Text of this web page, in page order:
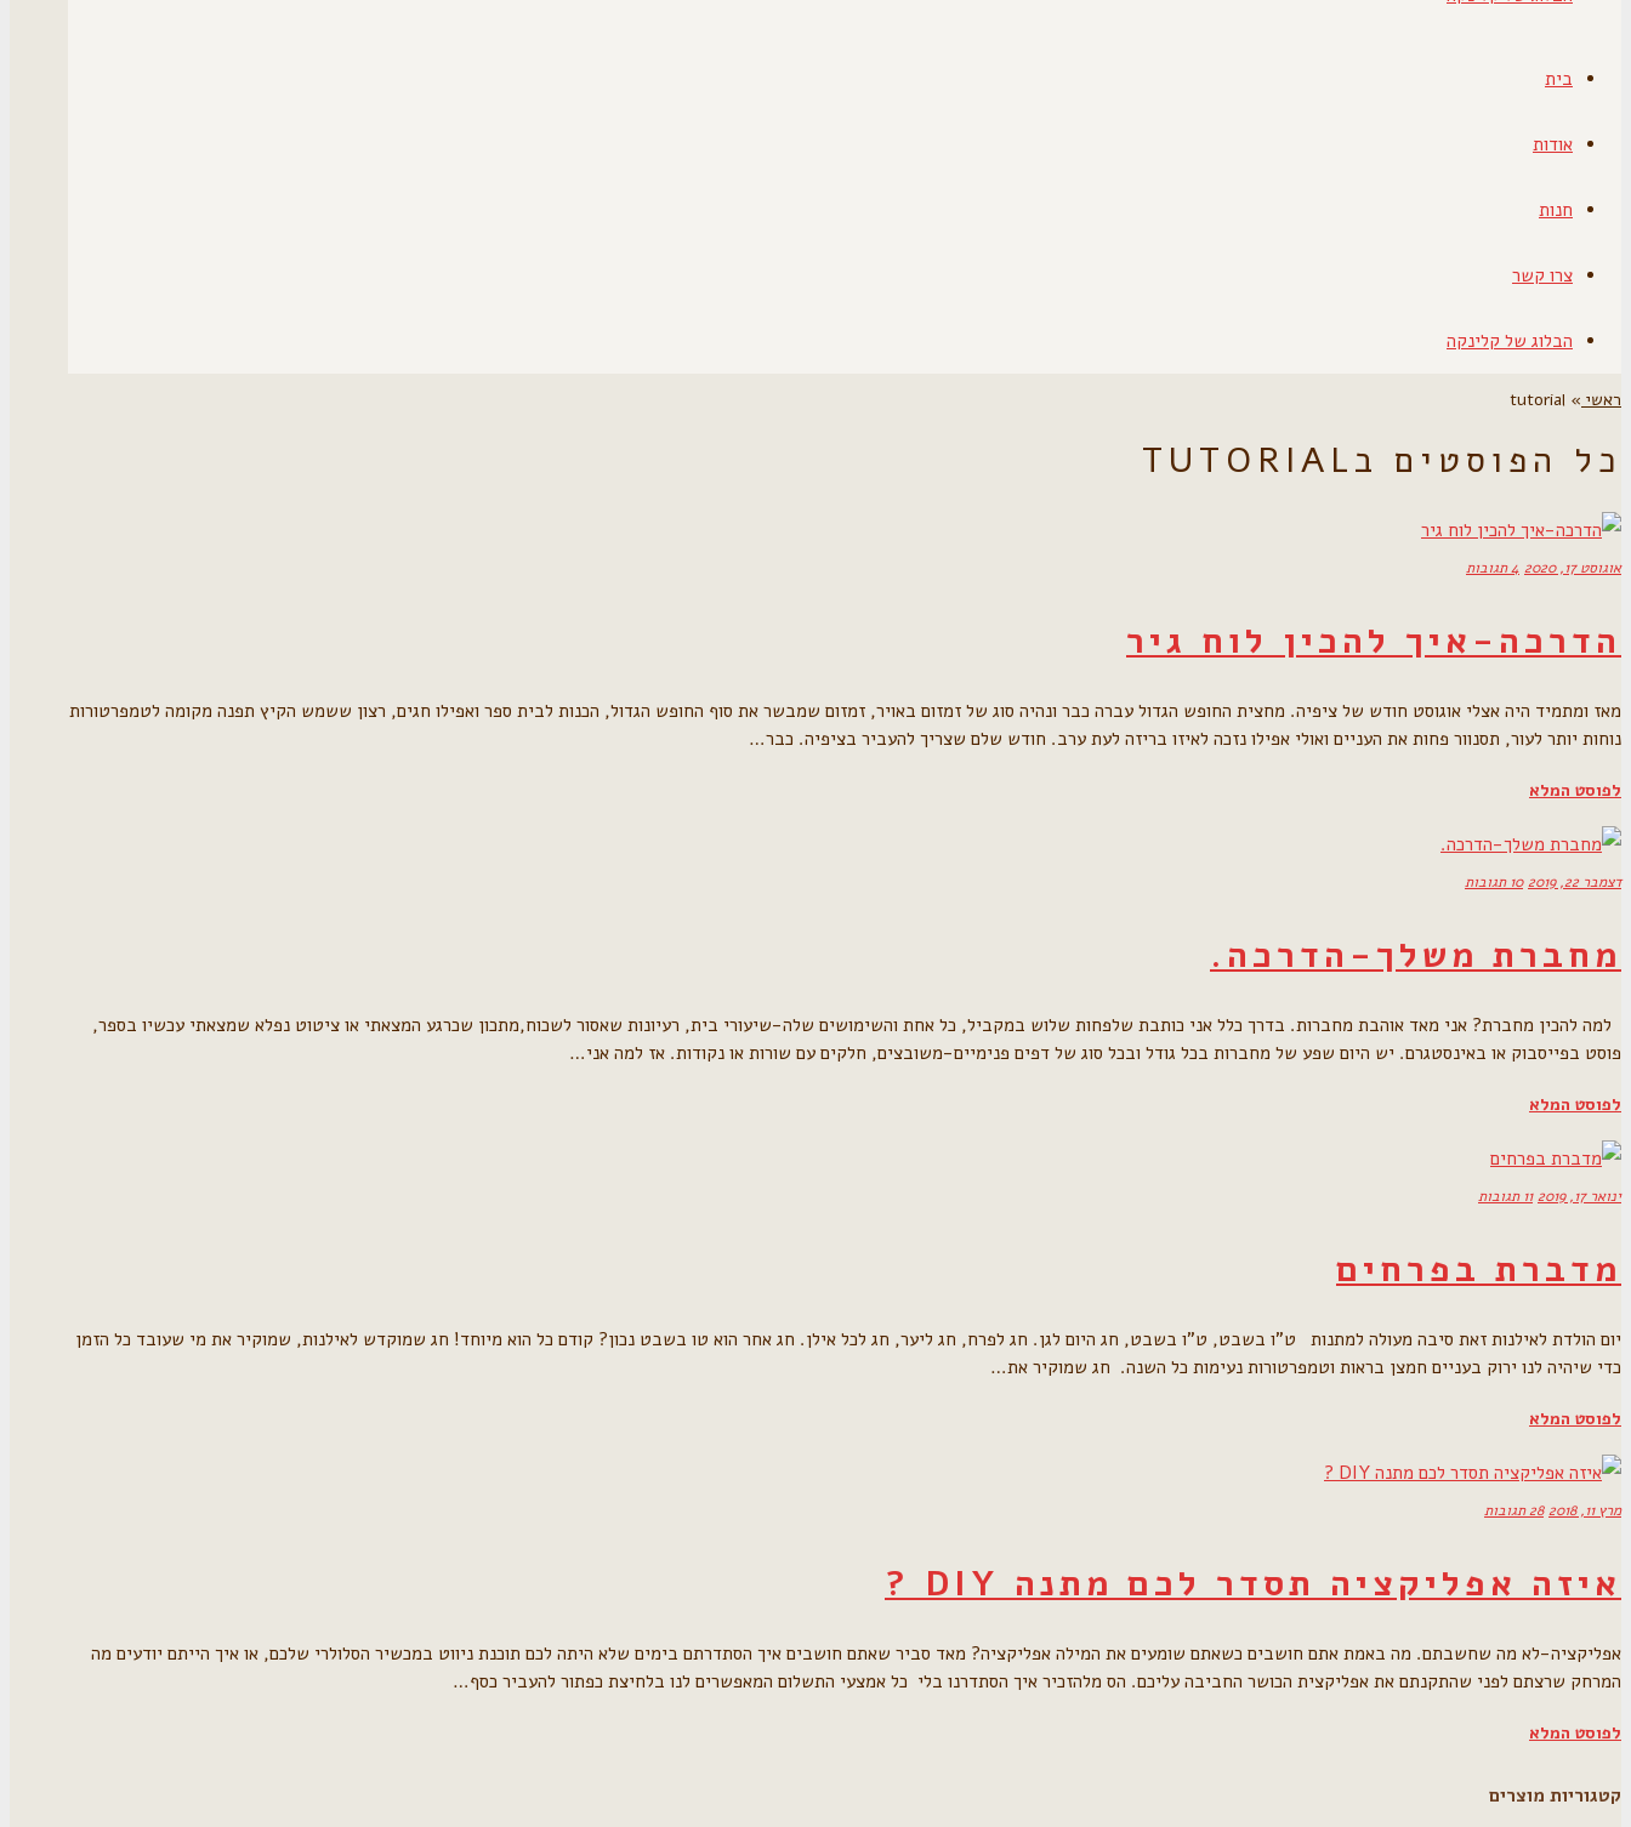
בית
אודות
חנות
צרו קשר
הבלוג של קלינקה
ראשי »
tutorial
כל הפוסטים בTUTORIAL
אוגוסט 17, 2020 4 תגובות
הדרכה-איך להכין לוח גיר
מאז ומתמיד היה אצלי אוגוסט חודש של ציפיה. מחצית החופש הגדול עברה כבר ונהיה סוג של זמזום באויר, זמזום שמבשר את סוף החופש הגדול, הכנות לבית ספר ואפילו חגים, רצון ששמש הקיץ תפנה מקומה לטמפרטורות
נוחות יותר לעור, תסנוור פחות את העניים ואולי אפילו נזכה לאיזו בריזה לעת ערב. חודש שלם שצריך להעביר בציפיה. כבר…
לפוסט המלא
דצמבר 22, 2019 10 תגובות
מחברת משלך-הדרכה.
למה להכין מחברת? אני מאד אוהבת מחברות. בדרך כלל אני כותבת שלפחות שלוש במקביל, כל אחת והשימושים שלה-שיעורי בית, רעיונות שאסור לשכוח,מתכון שכרגע המצאתי או ציטוט נפלא שמצאתי עכשיו בספר,
פוסט בפייסבוק או באינסטגרם. יש היום שפע של מחברות בכל גודל ובכל סוג של דפים פנימיים-משובצים, חלקים עם שורות או נקודות. אז למה אני…
לפוסט המלא
ינואר 17, 2019 11 תגובות
מדברת בפרחים
יום הולדת לאילנות זאת סיבה מעולה למתנות ט"ו בשבט, ט"ו בשבט, חג היום לגן. חג לפרח, חג ליער, חג לכל אילן. חג אחר הוא טו בשבט נכון? קודם כל הוא מיוחד! חג שמוקדש לאילנות, שמוקיר את מי שעובד כל הזמן
כדי שיהיה לנו ירוק בעניים חמצן בראות וטמפרטורות נעימות כל השנה. חג שמוקיר את…
לפוסט המלא
מרץ 11, 2018 28 תגובות
איזה אפליקציה תסדר לכם מתנה DIY ?
אפליקציה-לא מה שחשבתם. מה באמת אתם חושבים כשאתם שומעים את המילה אפליקציה? מאד סביר שאתם חושבים איך הסתדרתם בימים שלא היתה לכם תוכנת ניווט במכשיר הסלולרי שלכם, או איך הייתם יודעים מה
המרחק שרצתם לפני שהתקנתם את אפליקצית הכושר החביבה עליכם. הס מלהזכיר איך הסתדרנו בלי כל אמצעי התשלום המאפשרים לנו בלחיצת כפתור להעביר כסף…
לפוסט המלא
קטגוריות מוצרים